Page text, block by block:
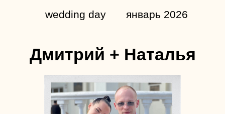
Дмитрий + Наталья
wedding day январь 2026